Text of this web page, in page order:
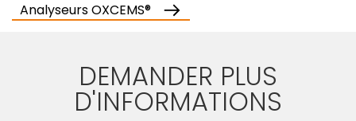
Analyseurs OXCEMS®
DEMANDER PLUS
D'INFORMATIONS